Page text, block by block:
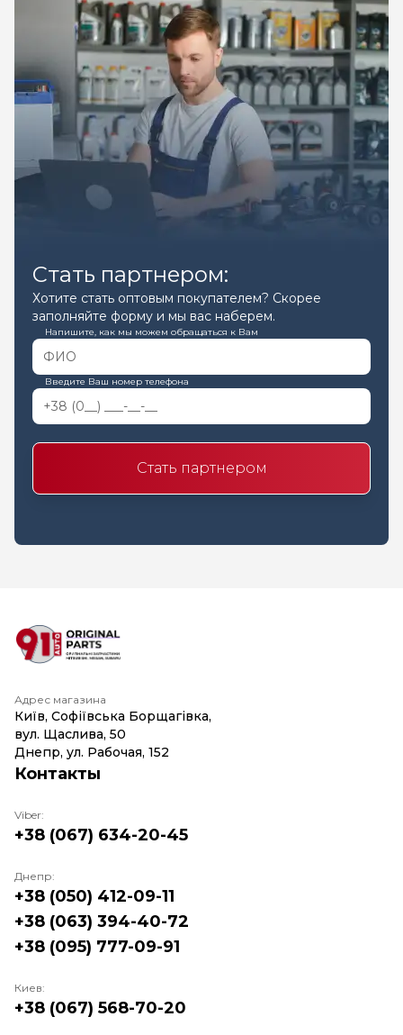
Стать партнером:
Хотите стать оптовым покупателем? Скорее
заполняйте форму и мы вас наберем.
Напишите, как мы можем обращаться к Вам
Введите Ваш номер телефона
Стать партнером
Адрес магазина
Київ, Софіївська Борщагівка,
вул. Щаслива, 50
Днепр, ул. Рабочая, 152
Контакты
Viber:
+38 (067) 634-20-45
Днепр:
+38 (050) 412-09-11
+38 (063) 394-40-72
+38 (095) 777-09-91
Киев:
+38 (067) 568-70-20